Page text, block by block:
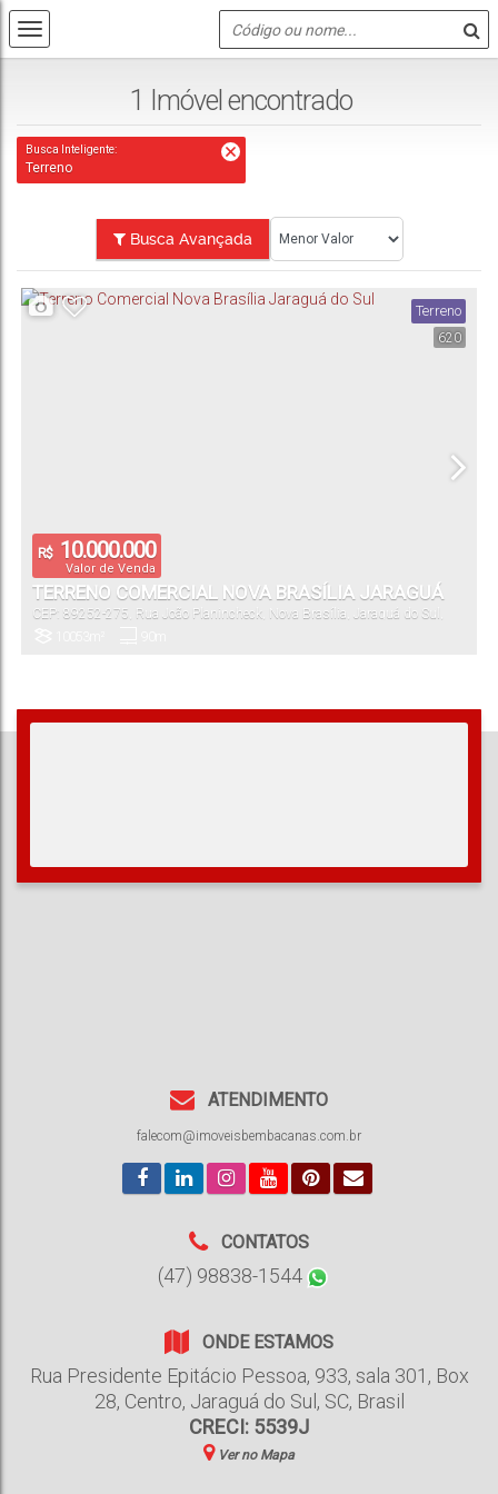
1 Imóvel encontrado
Busca Inteligente:
Terreno
Busca Avançada
620
Terreno
R$ 10.000.000
Valor de Venda
TERRENO COMERCIAL NOVA BRASÍLIA JARAGUÁ
DO SUL
CEP: 89252-275 Rua João Planincheck Nova Brasília Jaraguá do Sul
ATENDIMENTO
falecom@imoveisbembacanas.com.br
CONTATOS
(47) 98838-1544
ONDE ESTAMOS
Rua Presidente Epitácio Pessoa, 933, sala 301, Box
28, Centro, Jaraguá do Sul , SC, Brasil
CRECI: 5539J
Ver no Mapa